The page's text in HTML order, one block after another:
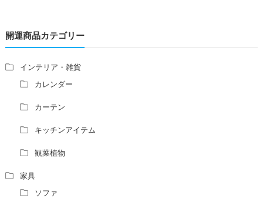
占い師さんは、幽霊を見たことがありますか？
家相風水の診断・鑑定料金や相場について
家相・風水の鑑定料金の相場が知りたい。
風水の流派について教えてください。
風水師になるには、どんな勉強をすればいいですか？
開運商品カテゴリー
インテリア・雑貨
カレンダー
カーテン
キッチンアイテム
観葉植物
家具
ソファ